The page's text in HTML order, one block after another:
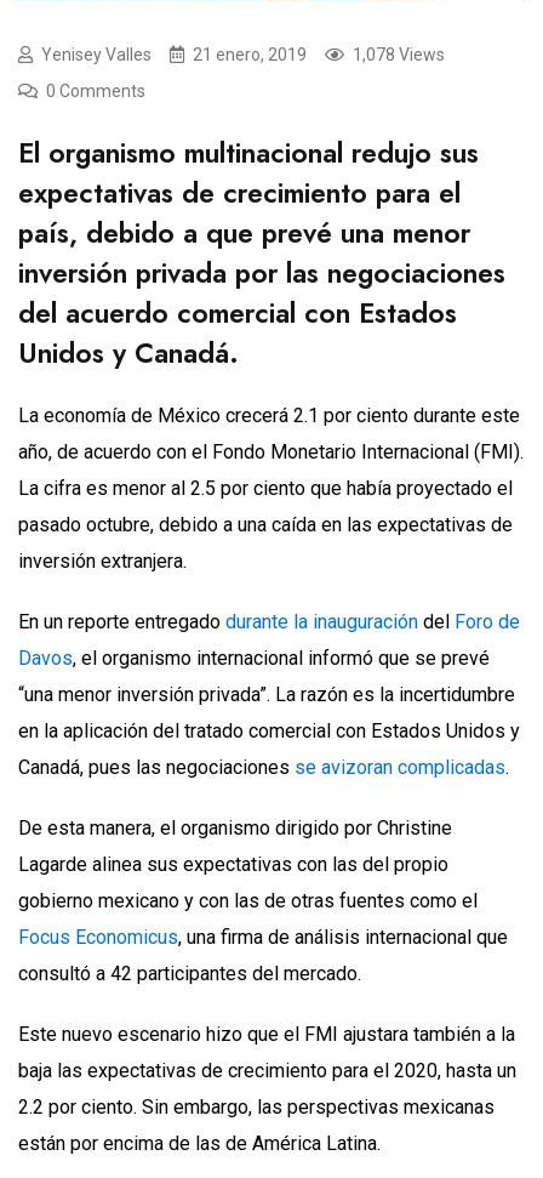
Yenisey Valles 21 enero, 2019
1,078 Views
0 Comments
El organismo multinacional redujo sus
expectativas de crecimiento para el
país, debido a que prevé una menor
inversión privada por las negociaciones
del acuerdo comercial con Estados
Unidos y Canadá.
La economía de México crecerá 2.1 por ciento durante este
año, de acuerdo con el Fondo Monetario Internacional (FMI).
La cifra es menor al 2.5 por ciento que había proyectado el
pasado octubre, debido a una caída en las expectativas de
inversión extranjera.
En un reporte entregado durante la inauguración del Foro de
Davos, el organismo internacional informó que se prevé
“una menor inversión privada”. La razón es la incertidumbre
en la aplicación del tratado comercial con Estados Unidos y
Canadá, pues las negociaciones se avizoran complicadas.
De esta manera, el organismo dirigido por Christine
Lagarde alinea sus expectativas con las del propio
gobierno mexicano y con las de otras fuentes como el
Focus Economicus, una firma de análisis internacional que
consultó a 42 participantes del mercado.
Este nuevo escenario hizo que el FMI ajustara también a la
baja las expectativas de crecimiento para el 2020, hasta un
2.2 por ciento. Sin embargo, las perspectivas mexicanas
están por encima de las de América Latina.